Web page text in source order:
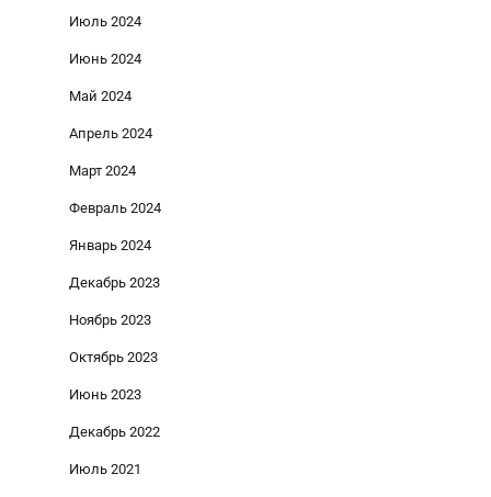
Июль 2024
Июнь 2024
Май 2024
Апрель 2024
Март 2024
Февраль 2024
Январь 2024
Декабрь 2023
Ноябрь 2023
Октябрь 2023
Июнь 2023
Декабрь 2022
Июль 2021